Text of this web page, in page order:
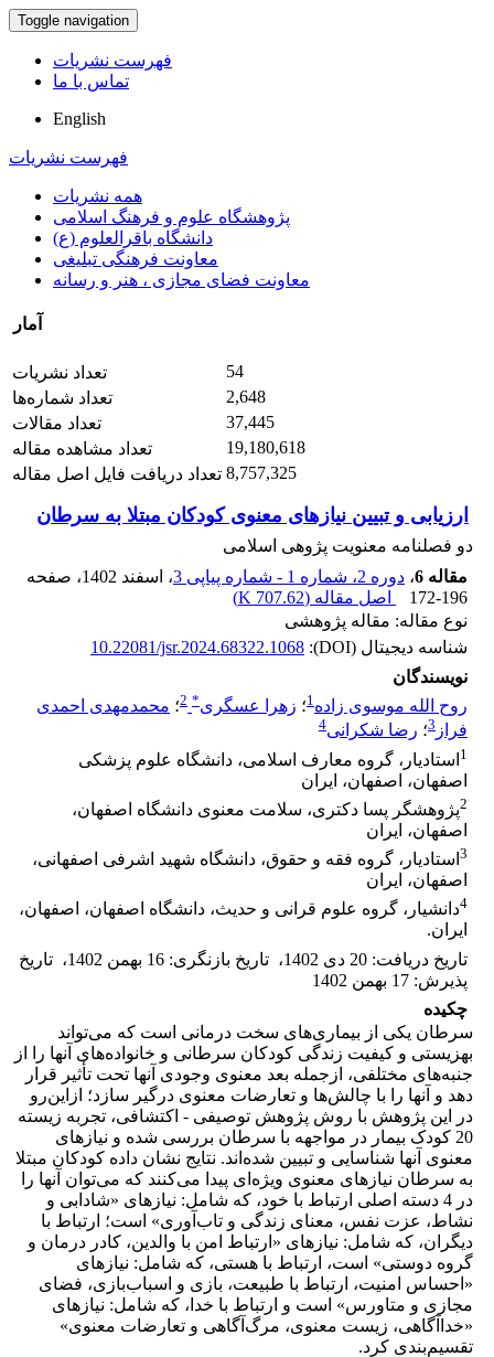
Toggle navigation
فهرست نشریات
تماس با ما
English
فهرست نشریات
همه نشریات
پژوهشگاه علوم و فرهنگ اسلامی
دانشگاه باقرالعلوم (ع)
معاونت فرهنگی تبلیغی
معاونت فضای مجازی ، هنر و رسانه
آمار
تعداد نشریات
54
تعداد شماره‌ها
2,648
تعداد مقالات
37,445
تعداد مشاهده مقاله
19,180,618
تعداد دریافت فایل اصل مقاله 8,757,325
ارزیابی و تبیین نیازهای معنوی کودکان مبتلا به سرطان
دو فصلنامه معنویت پژوهی اسلامی
مقاله 6
، دوره 2، شماره 1 - شماره پیاپی 3 ، اسفند 1402
، صفحه
172-196
اصل مقاله (707.62 K
)
نوع مقاله: مقاله پژوهشی
شناسه دیجیتال (DOI):
10.22081/jsr.2024.68322.1068
نویسندگان
روح الله موسوی زاده 1؛ زهرا عسگری*
2؛ محمدمهدی احمدی
فراز 3؛ رضا شکرانی4
1 استادیار، گروه معارف اسلامی، دانشگاه علوم پزشکی
اصفهان، اصفهان، ایران
2پژوهشگر پسا دکتری، سلامت معنوی دانشگاه اصفهان،
اصفهان، ایران
3 استادیار، گروه فقه و حقوق، دانشگاه شهید اشرفی اصفهانی،
اصفهان، ایران
4دانشیار، گروه علوم قرانی و حدیث، دانشگاه اصفهان، اصفهان،
ایران.
تاریخ دریافت: 20 دی 1402 ، تاریخ بازنگری: 16 بهمن 1402 ، تاریخ
پذیرش: 17 بهمن 1402
چکیده
سرطان یکی از بیماری‌های سخت درمانی است که می‌تواند
بهزیستی و کیفیت زندگی کودکان سرطانی و خانواده‌های آنها را از
جنبه‌های مختلفی، ازجمله بعد معنوی وجودی آنها تحت تأثیر قرار
دهد و آنها را با چالش‌ها و تعارضات معنوی درگیر سازد؛ ازاین‌رو
در این پژوهش با روش پژوهش توصیفی - اکتشافی، تجربه زیسته
20 کودک بیمار در مواجهه با سرطان بررسی شده و نیازهای
معنوی آنها شناسایی و تبیین شده‌اند. نتایج نشان ‌داده کودکان مبتلا
به سرطان نیازهای معنوی ویژه‌ای پیدا می‌کنند که می‌توان آنها را
در 4 دسته اصلی ارتباط با خود، که شامل: نیازهای «شادابی و
نشاط، عزت نفس، معنای زندگی و تاب‌آوری» است؛ ارتباط با
دیگران، که شامل: نیازهای «ارتباط امن با والدین، کادر درمان و
گروه دوستی» است، ارتباط با هستی، که شامل: نیازهای
«احساس امنیت، ارتباط با طبیعت، بازی و اسباب‌بازی، فضای
مجازی و متاورس» است و ارتباط با خدا، که شامل: نیازهای
«خداآگاهی، زیست معنوی، مرگ‌آگاهی و تعارضات معنوی»
تقسیم‌بندی کرد.